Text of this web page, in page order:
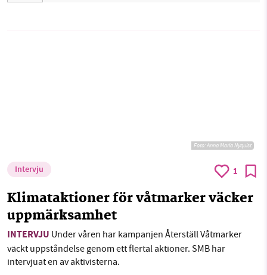
Foto: Anna Maria Nyquist
Intervju 1
Klimataktioner för våtmarker väcker
uppmärksamhet
INTERVJU Under våren har kampanjen Återställ Våtmarker
väckt uppståndelse genom ett flertal aktioner. SMB har
intervjuat en av aktivisterna.